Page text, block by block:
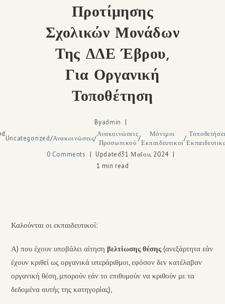
Προτίμησης
Σχολικών Μονάδων
Της ΔΔΕ Έβρου,
Για Οργανική
Τοποθέτηση
Byadmin
Uncategorized/Ανακοινώσεις/
Ανακοινώσεις
Προσωπικού
/
Μόνιμοι
Εκπαιδευτικοί
/
0 Comments
Updated31 Μαΐου, 2024
1 min read
Καλούνται οι εκπαιδευτικοί:
Α) που έχουν υποβάλει αίτησηβελτίωσης θέσης(ανεξάρτητα εάν
έχουν κριθεί ως οργανικά υπεράριθμοι, εφόσον δεν κατέλαβαν
οργανική θέση, μπορούν εάν το επιθυμούν να κριθούν με τα
δεδομένα αυτής της κατηγορίας),